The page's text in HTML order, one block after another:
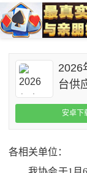
2026
台供
安卓下
各相关单位：